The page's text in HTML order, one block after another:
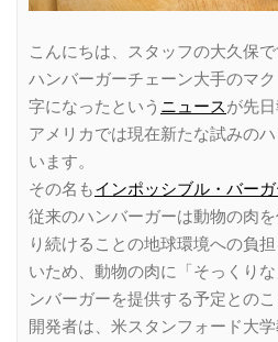
こんにちは、スタッフの大久保で
ハンバーガーチェーン大手のマ
字になったという ニュースが先
アメリカでは現在新たな試みの
います。
その名もインポッシブル・バー
従来のハンバーガーは動物の肉
り続けることの地球環境への負
いため、動物の肉に「そっくり
ンバーガーを提供する予定とのこ
開発者は、米スタンフォード大